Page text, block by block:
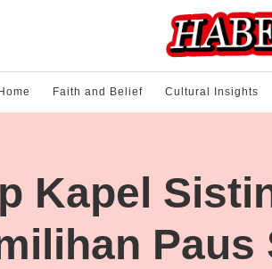
Home Faith and Belief Cultural Insights
Kapel
Paus